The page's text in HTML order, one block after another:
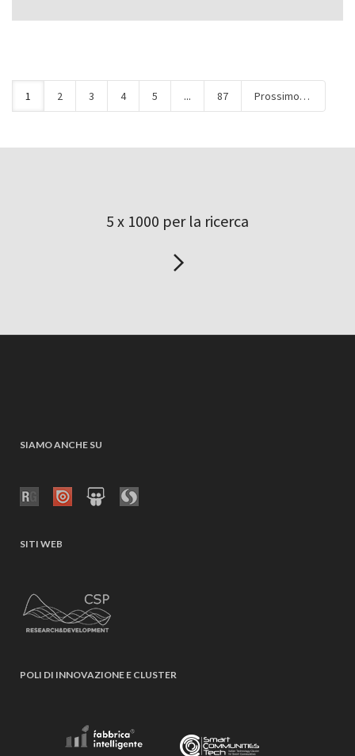
1 2 3 4 5 ... 87 Prossimo
5 x 1000 per la ricerca
SIAMO ANCHE SU
SITI WEB
POLI DI INNOVAZIONE E CLUSTER